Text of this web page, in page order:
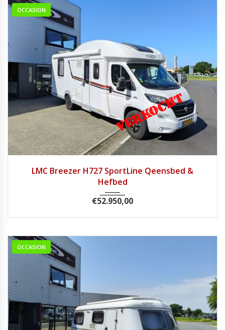
OCCASION
LMC Breezer H727 SportLine Qeensbed &
Hefbed
€52.950,00
OCCASION